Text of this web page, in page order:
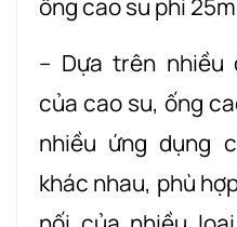
ống cao su phi
– Dựa trên nhiều
của cao su, ống
nhiều ứng dụng
khác nhau, phù